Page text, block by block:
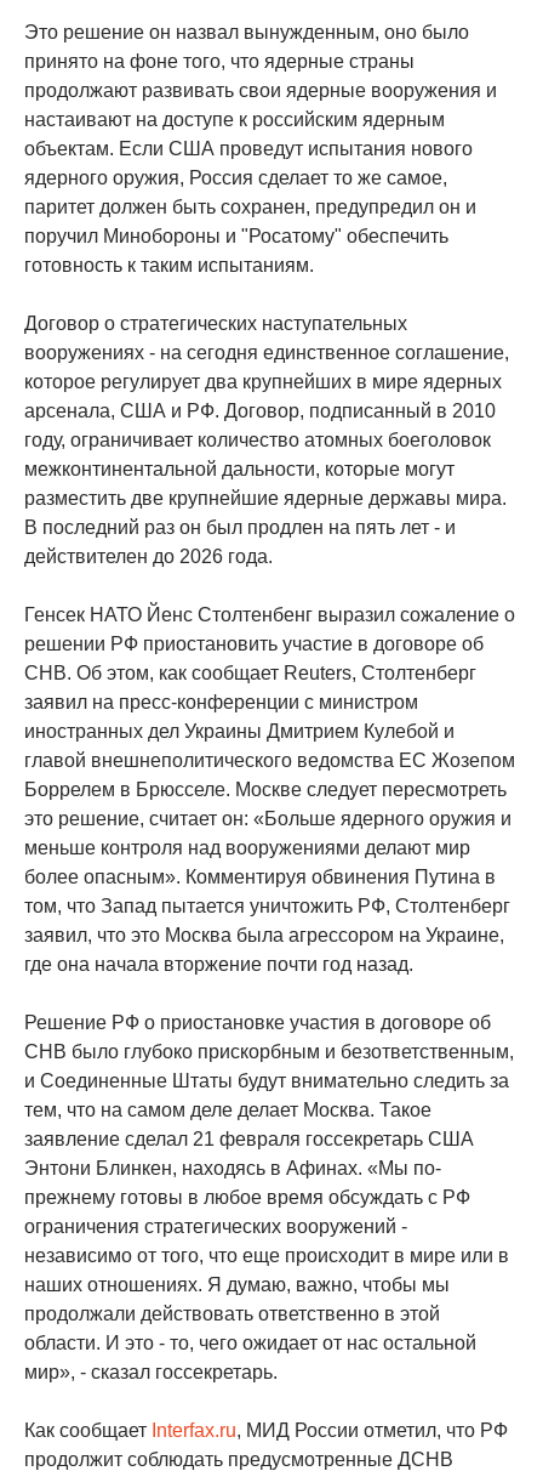
Это решение он назвал вынужденным, оно было
принято на фоне того, что ядерные страны
продолжают развивать свои ядерные вооружения и
настаивают на доступе к российским ядерным
объектам. Если США проведут испытания нового
ядерного оружия, Россия сделает то же самое,
паритет должен быть сохранен, предупредил он и
поручил Минобороны и "Росатому" обеспечить
готовность к таким испытаниям.
Договор о стратегических наступательных
вооружениях - на сегодня единственное соглашение,
которое регулирует два крупнейших в мире ядерных
арсенала, США и РФ. Договор, подписанный в 2010
году, ограничивает количество атомных боеголовок
межконтинентальной дальности, которые могут
разместить две крупнейшие ядерные державы мира.
В последний раз он был продлен на пять лет - и
действителен до 2026 года.
Генсек НАТО Йенс Столтенбенг выразил сожаление о
решении РФ приостановить участие в договоре об
СНВ. Об этом, как сообщает Reuters, Столтенберг
заявил на пресс-конференции с министром
иностранных дел Украины Дмитрием Кулебой и
главой внешнеполитического ведомства ЕС Жозепом
Боррелем в Брюсселе. Москве следует пересмотреть
это решение, считает он: «Больше ядерного оружия и
меньше контроля над вооружениями делают мир
более опасным». Комментируя обвинения Путина в
том, что Запад пытается уничтожить РФ, Столтенберг
заявил, что это Москва была агрессором на Украине,
где она начала вторжение почти год назад.
Решение РФ о приостановке участия в договоре об
СНВ было глубоко прискорбным и безответственным,
и Соединенные Штаты будут внимательно следить за
тем, что на самом деле делает Москва. Такое
заявление сделал 21 февраля госсекретарь США
Энтони Блинкен, находясь в Афинах. «Мы по-
прежнему готовы в любое время обсуждать с РФ
ограничения стратегических вооружений -
независимо от того, что еще происходит в мире или в
наших отношениях. Я думаю, важно, чтобы мы
продолжали действовать ответственно в этой
области. И это - то, чего ожидает от нас остальной
мир», - сказал госсекретарь.
Как сообщает Interfax.ru, МИД России отметил, что РФ
продолжит соблюдать предусмотренные ДСНВ